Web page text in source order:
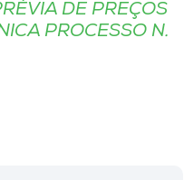
DE PREÇOS
PROCESSO N.